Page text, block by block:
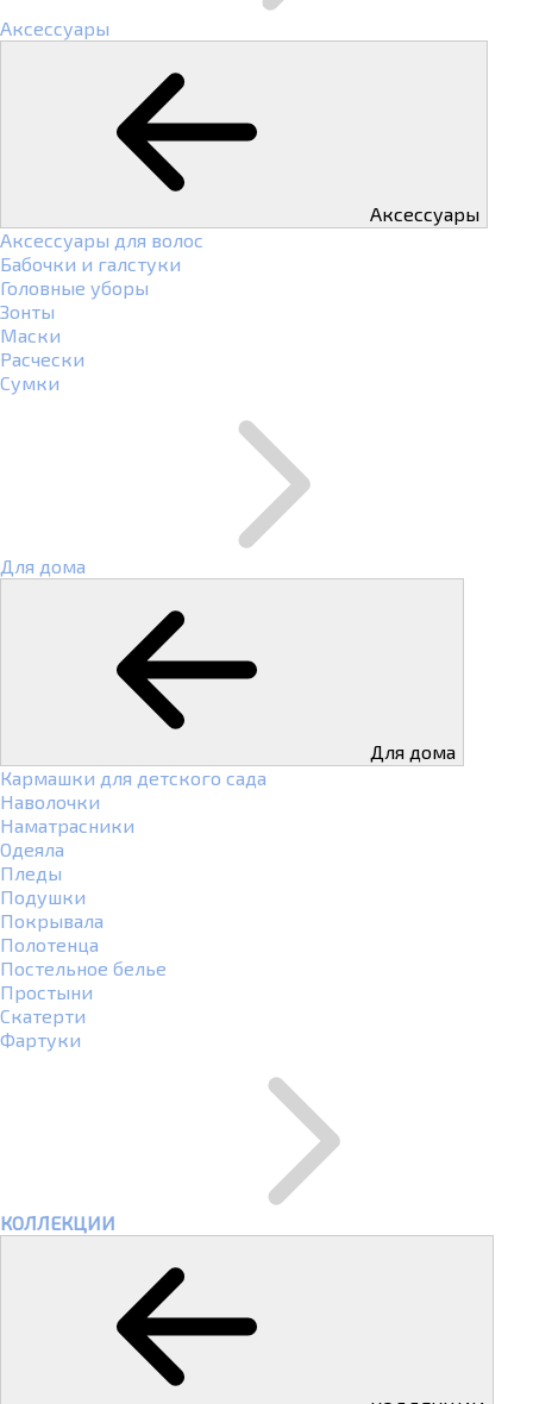
Аксессуары
Аксессуары
Аксессуары для волос
Бабочки и галстуки
Головные уборы
Зонты
Маски
Расчески
Сумки
Для дома
Для дома
Кармашки для детского сада
Наволочки
Наматрасники
Одеяла
Пледы
Подушки
Покрывала
Полотенца
Постельное белье
Простыни
Скатерти
Фартуки
КОЛЛЕКЦИИ